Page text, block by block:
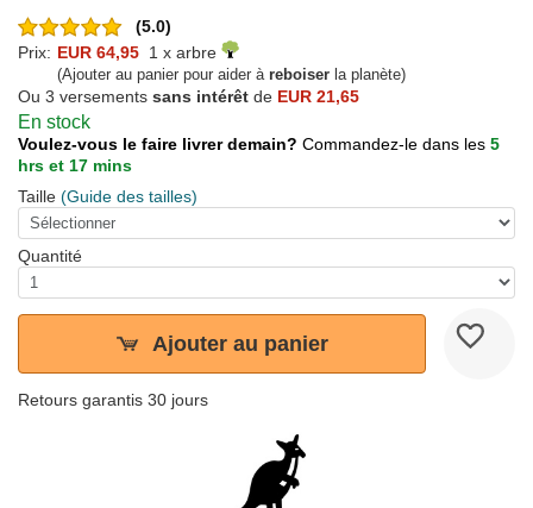
(5.0)
Prix: EUR 64,95 1 x arbre
(Ajouter au panier pour aider à reboiser la planète)
Ou 3 versements sans intérêt de EUR 21,65
En stock
Voulez-vous le faire livrer demain? Commandez-le dans les 5
hrs et 17 mins
Taille (Guide des tailles)
Quantité
Ajouter au panier
Retours garantis 30 jours